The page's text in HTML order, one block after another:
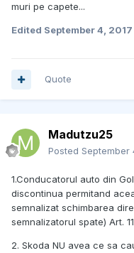
muri pe capete...
Edited September 4, 2017
Quote
Madutzu25
Posted September
1.Conducatorul auto din
discontinua permitand
semnalizat schimbarea
semnalizatorul spate) Art.
2. Skoda NU avea ce sa